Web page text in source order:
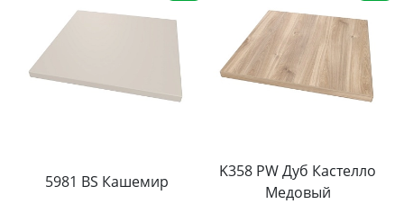
5981 BS Кашемир
K358 PW Дуб Кастелло
Медовый